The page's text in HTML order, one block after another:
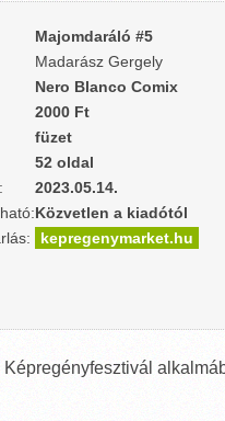
Majomdaráló #5
Madarász Gergely
Nero Blanco Comix
2000 Ft
füzet
52 oldal
2023.05.14.
Közvetlen a kiadótól
kepregenymarket.hu